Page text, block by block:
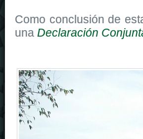
Como conclusión de
una Declaración